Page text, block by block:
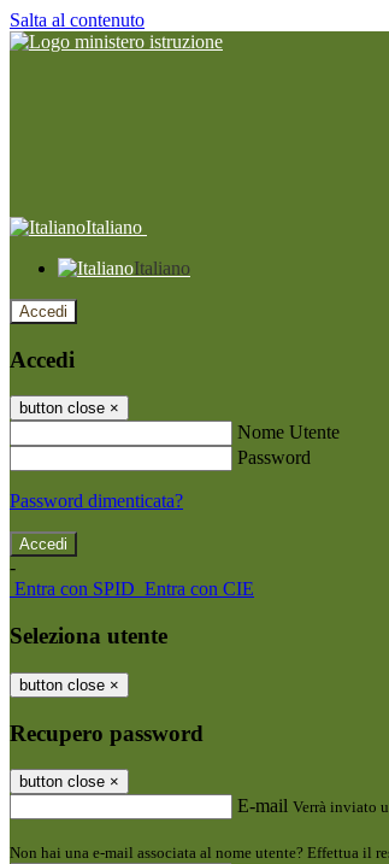
Salta al contenuto
Italiano
Italiano
Accedi
Accedi
button close ×
Nome Utente
Password
Password dimenticata?
-
Entra con SPID Entra con CIE
Seleziona utente
button close ×
Recupero password
button close ×
E-mail Verrà inviato
Non hai una e-mail associata al nome utente? Effettua il